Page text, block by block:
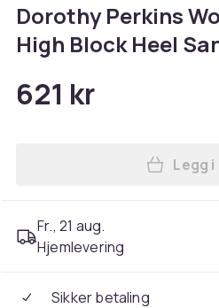
Dorothy Perkins
High Block Heel
621 kr
Legg
Fr., 21 aug.
Hjemlevering
Sikker betaling